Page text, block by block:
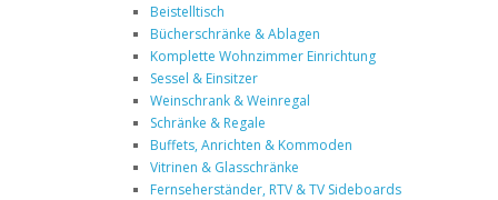
Beistelltisch
Bücherschränke & Ablagen
Komplette Wohnzimmer Einrichtung
Sessel & Einsitzer
Weinschrank & Weinregal
Schränke & Regale
Buffets, Anrichten & Kommoden
Vitrinen & Glasschränke
Fernseherständer, RTV & TV Sideboards